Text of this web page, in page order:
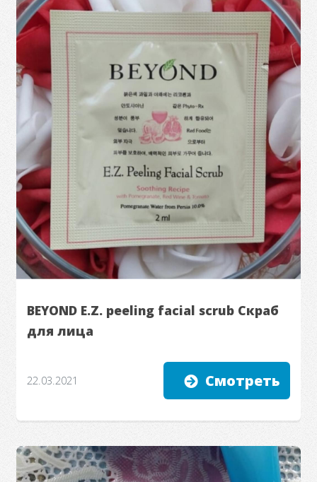
BEYOND E.Z. peeling facial scrub Скраб
для лица
22.03.2021 Смотреть